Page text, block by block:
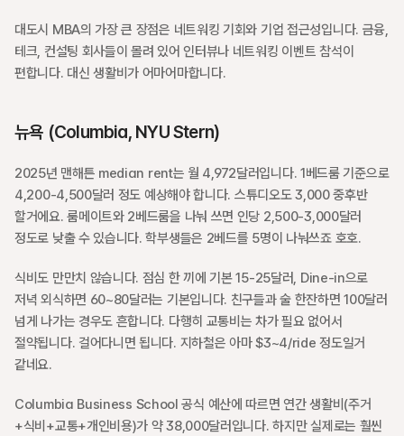
대도시 MBA의 가장 큰 장점은 네트워킹 기회와 기업 접근성입니다. 금융,
테크, 컨설팅 회사들이 몰려 있어 인터뷰나 네트워킹 이벤트 참석이
편합니다. 대신 생활비가 어마어마합니다.
뉴욕 (Columbia, NYU Stern)
2025년 맨해튼 median rent는 월 4,972달러입니다. 1베드룸 기준으로
4,200-4,500달러 정도 예상해야 합니다. 스튜디오도 3,000 중후반
할거에요. 룸메이트와 2베드룸을 나눠 쓰면 인당 2,500-3,000달러
정도로 낮출 수 있습니다. 학부생들은 2베드를 5명이 나눠쓰죠 호호.
식비도 만만치 않습니다. 점심 한 끼에 기본 15-25달러, Dine-in으로
저녁 외식하면 60~80달러는 기본입니다. 친구들과 술 한잔하면 100달러
넘게 나가는 경우도 흔합니다. 다행히 교통비는 차가 필요 없어서
절약됩니다. 걸어다니면 됩니다. 지하철은 아마 $3~4/ride 정도일거
같네요.
Columbia Business School 공식 예산에 따르면 연간 생활비(주거
+식비+교통+개인비용)가 약 38,000달러입니다. 하지만 실제로는 훨씬